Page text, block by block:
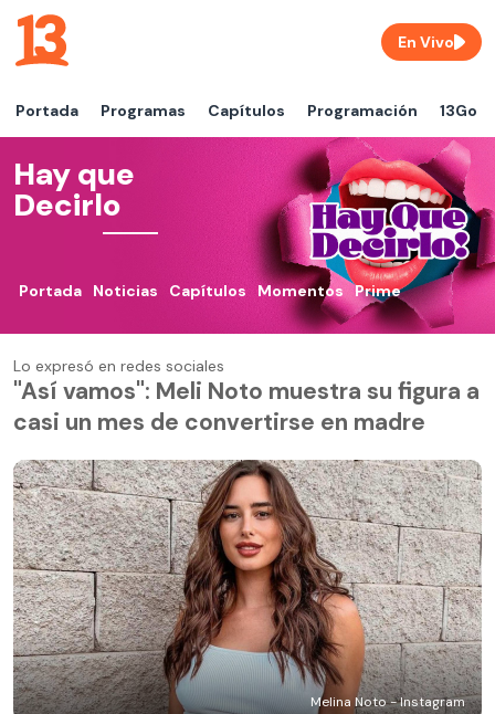
Portada Programas Capítulos Programación 13Go
En Vivo
Hay que
Decirlo
Portada Noticias Capítulos Momentos Prime
Lo expresó en redes sociales
"Así vamos": Meli Noto muestra su figura a
casi un mes de convertirse en madre
Melina Noto - Instagram